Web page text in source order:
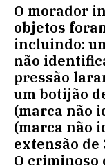
O morador
objetos
incluindo:
não
pressão
um botijão
(marca não
(marca não
extensão
O criminoso